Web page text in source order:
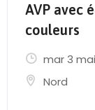
AVP avec
couleurs
mar 3
Nord